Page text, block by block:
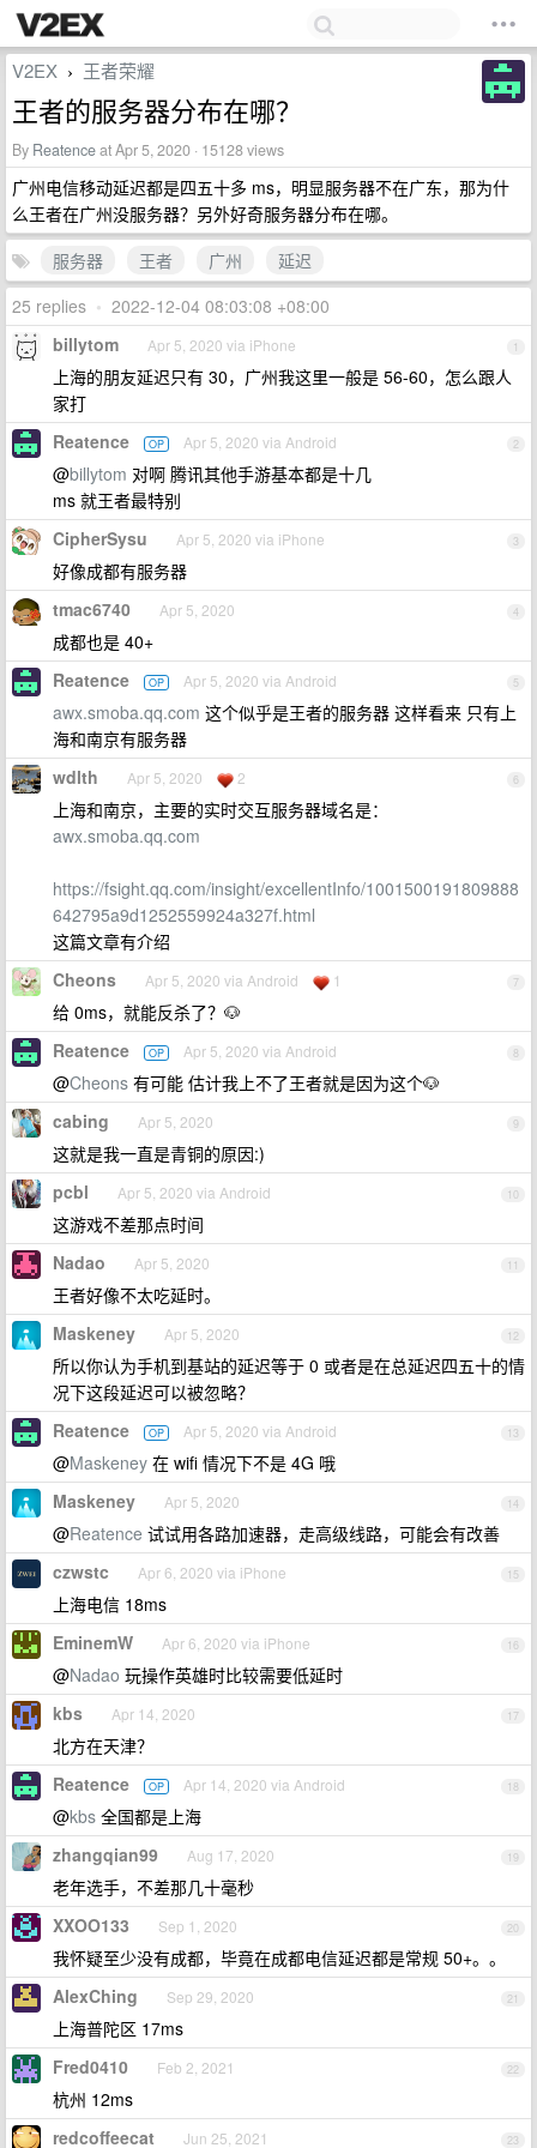
V2EX › 王者荣耀
王者的服务器分布在哪？
By Reatenceat Apr 5, 2020 · 15128 views
广州电信移动延迟都是四五十多 ms，明显服务器不在广东，那为什
么王者在广州没服务器？另外好奇服务器分布在哪。
服务器
王者 广州
延迟
25 replies • 2022-12-04 08:03:08 +08:00
1
billytom Apr 5, 2020 via iPhone
上海的朋友延迟只有 30，广州我这里一般是 56-60，怎么跟人
家打
2
Reatence OP Apr 5, 2020 via Android
@billytom 对啊 腾讯其他手游基本都是十几
ms 就王者最特别
3
CipherSysu Apr 5, 2020 via iPhone
好像成都有服务器
4
tmac6740 Apr 5, 2020
成都也是 40+
5
Reatence OP Apr 5, 2020 via Android
awx.smoba.qq.com 这个似乎是王者的服务器 这样看来 只有上
海和南京有服务器
6
wdlth Apr 5, 2020 2
上海和南京，主要的实时交互服务器域名是：
awx.smoba.qq.com
https://fsight.qq.com/insight/excellentInfo/1001500191809888
642795a9d1252559924a327f.html
这篇文章有介绍
7
Cheons Apr 5, 2020 via Android 1
给 0ms，就能反杀了？🐶
8
Reatence OP Apr 5, 2020 via Android
@Cheons 有可能 估计我上不了王者就是因为这个🐶
9
cabing Apr 5, 2020
这就是我一直是青铜的原因:)
10
pcbl Apr 5, 2020 via Android
这游戏不差那点时间
11
Nadao Apr 5, 2020
王者好像不太吃延时。
12
Maskeney Apr 5, 2020
所以你认为手机到基站的延迟等于 0 或者是在总延迟四五十的情
况下这段延迟可以被忽略？
13
Reatence OP Apr 5, 2020 via Android
@Maskeney 在 wifi 情况下不是 4G 哦
14
Maskeney Apr 5, 2020
@Reatence 试试用各路加速器，走高级线路，可能会有改善
15
czwstc Apr 6, 2020 via iPhone
上海电信 18ms
16
EminemW Apr 6, 2020 via iPhone
@Nadao 玩操作英雄时比较需要低延时
17
kbs Apr 14, 2020
北方在天津？
18
Reatence OP Apr 14, 2020 via Android
@kbs 全国都是上海
19
zhangqian99 Aug 17, 2020
老年选手，不差那几十毫秒
20
XXOO133 Sep 1, 2020
我怀疑至少没有成都，毕竟在成都电信延迟都是常规 50+。。
21
AlexChing Sep 29, 2020
上海普陀区 17ms
22
Fred0410 Feb 2, 2021
杭州 12ms
23
redcoffeecat Jun 25, 2021